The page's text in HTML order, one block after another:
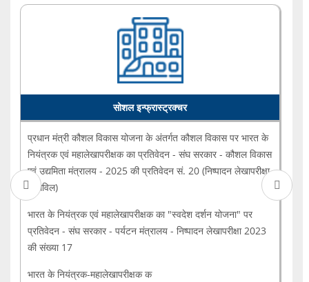
महालेखापरीक्षक का प्रतिवेदन ...
वर्ष 2022-23 के लिए संघ सरकार के लेखों पर भारत के नियंत्रक एवं
महालेखापरीक्षक का प्रतिवेदन संघ सरकार...
सोशल इन्फ्रास्ट्रक्चर
प्रधान मंत्री कौशल विकास योजना के अंतर्गत कौशल विकास पर भारत के
नियंत्रक एवं महालेखापरीक्षक का प्रतिवेदन - संघ सरकार - कौशल विकास
एवं उद्यमिता मंत्रालय - 2025 की प्रतिवेदन सं. 20 (निष्पादन लेखापरीक्षा
- सिविल)
भारत के नियंत्रक एवं महालेखापरीक्षक का "स्वदेश दर्शन योजना" पर
प्रतिवेदन - संघ सरकार - पर्यटन मंत्रालय - निष्पादन लेखापरीक्षा 2023
की संख्या 17
भारत के नियंत्रक-महालेखापरीक्षक क